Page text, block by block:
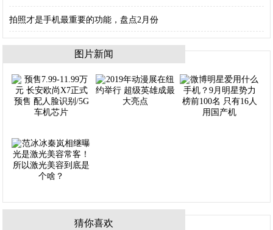
拍照才是手机最重要的功能，盘点2月份
图片新闻
猜你喜欢